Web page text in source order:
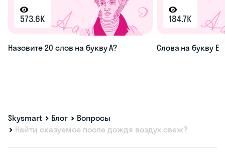
573.6K
Назовите 20 слов на букву А?
184.7K
Слова на букву Е
Skysmart Блог
Вопросы
Найти сказуемое после дождя воздух свеж?